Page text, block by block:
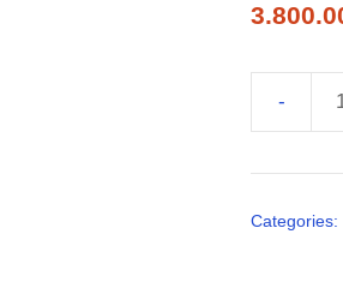
hóa
cáp
Categories: